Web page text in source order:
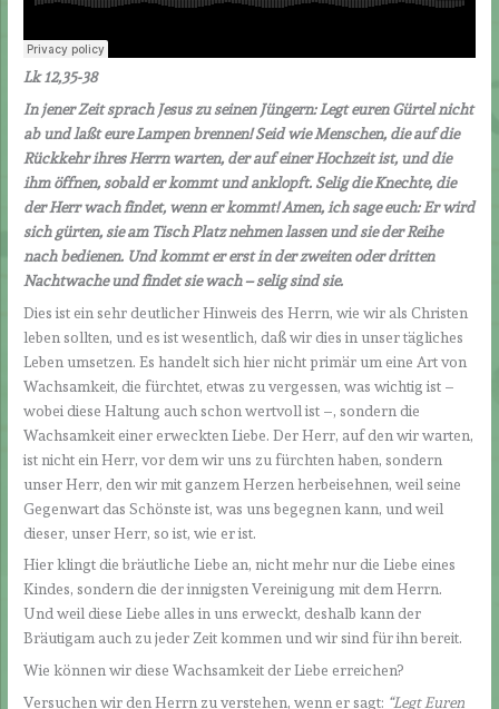
Lk 12,35-38
In jener Zeit sprach Jesus zu seinen Jüngern: Legt euren Gürtel nicht
ab und laßt eure Lampen brennen! Seid wie Menschen, die auf die
Rückkehr ihres Herrn warten, der auf einer Hochzeit ist, und die
ihm öffnen, sobald er kommt und anklopft. Selig die Knechte, die
der Herr wach findet, wenn er kommt! Amen, ich sage euch: Er wird
sich gürten, sie am Tisch Platz nehmen lassen und sie der Reihe
nach bedienen. Und kommt er erst in der zweiten oder dritten
Nachtwache und findet sie wach – selig sind sie.
Dies ist ein sehr deutlicher Hinweis des Herrn, wie wir als Christen
leben sollten, und es ist wesentlich, daß wir dies in unser tägliches
Leben umsetzen. Es handelt sich hier nicht primär um eine Art von
Wachsamkeit, die fürchtet, etwas zu vergessen, was wichtig ist –
wobei diese Haltung auch schon wertvoll ist –, sondern die
Wachsamkeit einer erweckten Liebe. Der Herr, auf den wir warten,
ist nicht ein Herr, vor dem wir uns zu fürchten haben, sondern
unser Herr, den wir mit ganzem Herzen herbeisehnen, weil seine
Gegenwart das Schönste ist, was uns begegnen kann, und weil
dieser, unser Herr, so ist, wie er ist.
Hier klingt die bräutliche Liebe an, nicht mehr nur die Liebe eines
Kindes, sondern die der innigsten Vereinigung mit dem Herrn.
Und weil diese Liebe alles in uns erweckt, deshalb kann der
Bräutigam auch zu jeder Zeit kommen und wir sind für ihn bereit.
Wie können wir diese Wachsamkeit der Liebe erreichen?
Versuchen wir den Herrn zu verstehen, wenn er sagt: “Legt Euren